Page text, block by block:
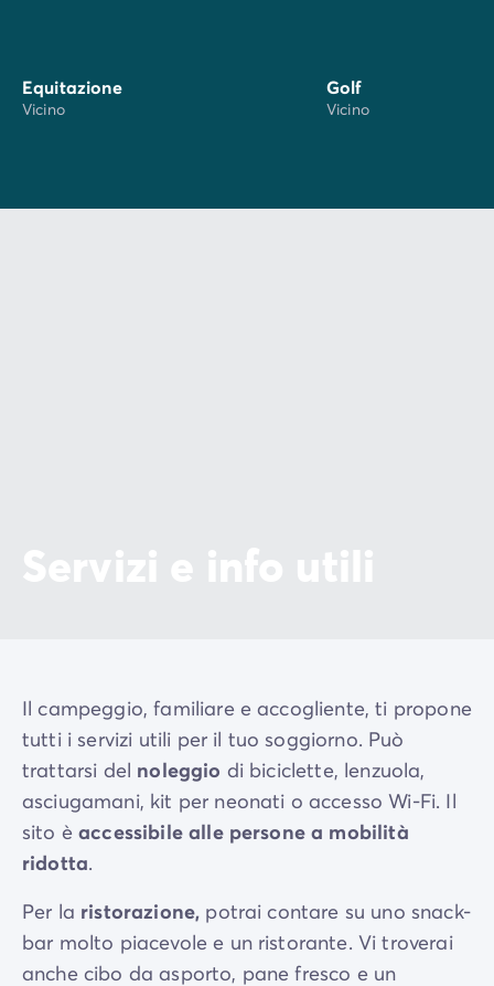
Equitazione
Vicino
Golf
Vicino
Il campeggio, familiare e accogliente, ti propone
tutti i servizi utili per il tuo soggiorno. Può
trattarsi del noleggio di biciclette, lenzuola,
asciugamani, kit per neonati o accesso Wi-Fi. Il
sito èaccessibile alle persone a mobilità
ridotta.
Per la ristorazione, potrai contare su uno snack-
bar molto piacevole e un ristorante. Vi troverai
anche cibo da asporto, pane fresco e un